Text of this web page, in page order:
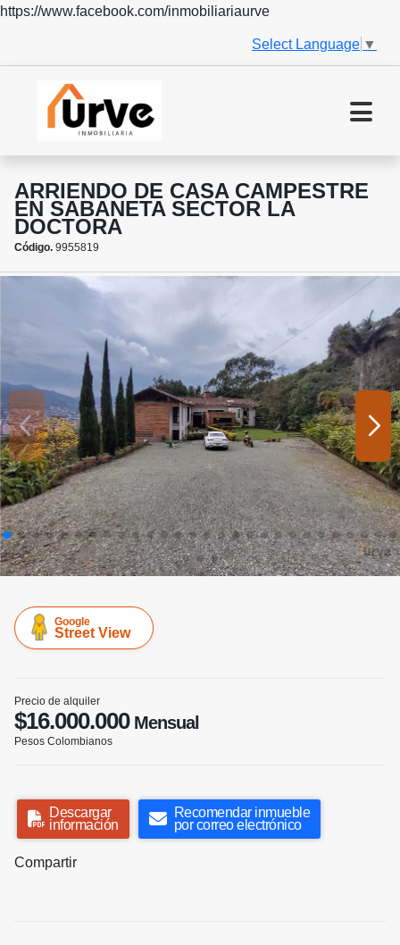
https://www.facebook.com/inmobiliariaurve
Select Language ▼
ARRIENDO DE CASA CAMPESTRE
EN SABANETA SECTOR LA
DOCTORA
Código. 9955819
Google
Street View
Precio de alquiler
$16.000.000Mensual
Pesos Colombianos
Descargar
información
Recomendar inmueble
por correo electrónico
Compartir